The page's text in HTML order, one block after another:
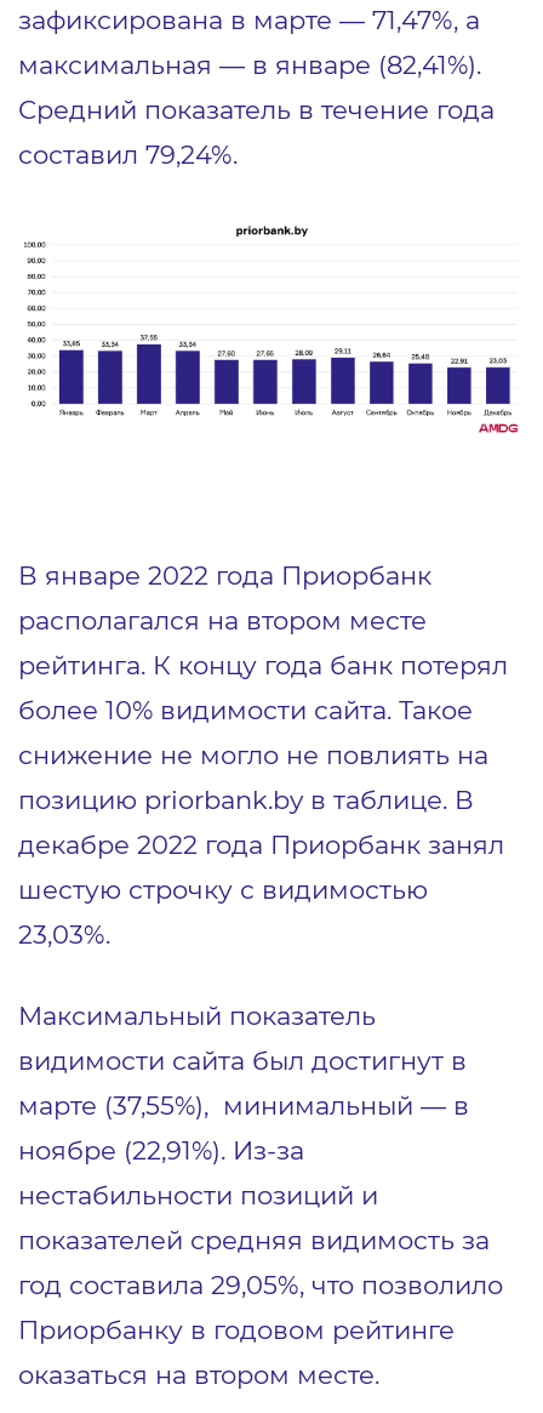
зафиксирована в марте — 71,47%, а
максимальная — в январе (82,41%).
Средний показатель в течение года
составил 79,24%.
В январе 2022 года Приорбанк
располагался на втором месте
рейтинга. К концу года банк потерял
более 10% видимости сайта. Такое
снижение не могло не повлиять на
позицию priorbank.by в таблице. В
декабре 2022 года Приорбанк занял
шестую строчку с видимостью
23,03%.
Максимальный показатель
видимости сайта был достигнут в
марте (37,55%), минимальный ― в
ноябре (22,91%). Из-за
нестабильности позиций и
показателей средняя видимость за
год составила 29,05%, что позволило
Приорбанку в годовом рейтинге
оказаться на втором месте.